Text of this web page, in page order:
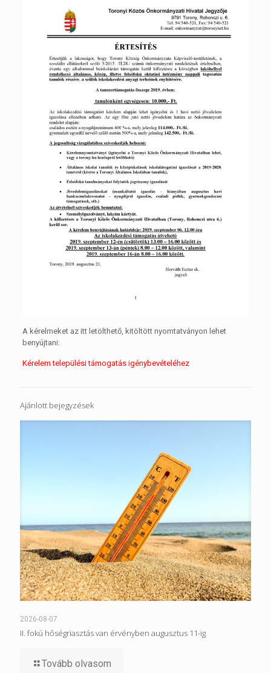
A kérelmeket az itt letölthető, kitöltött nyomtatványon lehet
benyújtani:
Kérelem települési támogatás igénybevételéhez
Ajánlott bejegyzések
2026-08-07
II. fokú hőségriasztás van érvényben augusztus 11-ig
Tovább olvasom